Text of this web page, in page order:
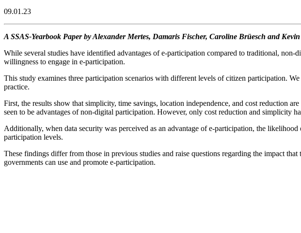
09.01.23
A SSAS-Yearbook Paper by Alexander Mertes, Damaris Fischer, Caroline Brüesch and
While several studies have identified advantages of e-participation compared to traditional,
willingness to engage in e-participation.
This study examines three participation scenarios with different levels of citizen participation.
practice.
First, the results show that simplicity, time savings, location independence, and cost reduction
seen to be advantages of non-digital participation. However, only cost reduction and simplicity
Additionally, when data security was perceived as an advantage of e-participation, the
participation levels.
These findings differ from those in previous studies and raise questions regarding the impact
governments can use and promote e-participation.